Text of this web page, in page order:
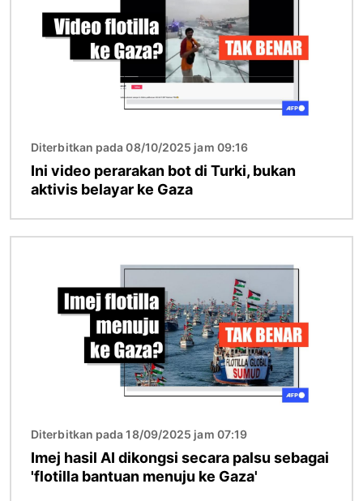
Diterbitkan pada 08/10/2025 jam 09:16
Ini video perarakan bot di Turki, bukan
aktivis belayar ke Gaza
Diterbitkan pada 18/09/2025 jam 07:19
Imej hasil AI dikongsi secara palsu sebagai
'flotilla bantuan menuju ke Gaza'